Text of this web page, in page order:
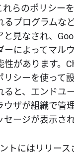
れらのポリシー
るプログラムな
と見なされ、
ーによってマル
性があります。
リシーを使って
ると、エンドユ
ウザが組織で管
ージが表示され
トにはリリース